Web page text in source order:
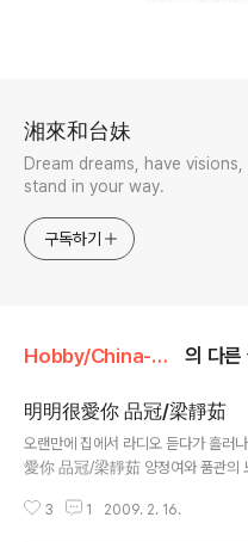
湘來和台妹
Dream dreams, have
stand in your way.
구독하기
Hobby/China-pops 의 다른
明明很愛你 品冠/梁靜茹
오랜만에 집에서 라디오 듣다가 흘러
愛你 品冠/梁靜茹 양정여와 품관의
말레이시아 화교이면서 대만에서 학교
3 1 2009. 2. 16.